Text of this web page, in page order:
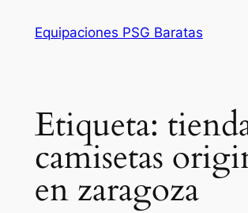
Equipaciones PSG Baratas
Etiqueta:
camisetas
en zaragoza